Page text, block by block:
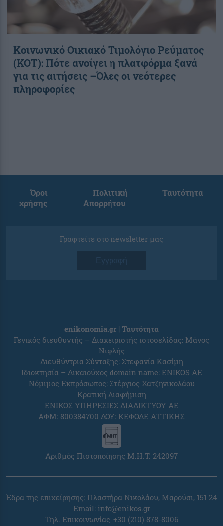
Κοινωνικό Οικιακό Τιμολόγιο Ρεύματος
(ΚΟΤ): Πότε ανοίγει η πλατφόρμα ξανά
για τις αιτήσεις –Όλες οι νεότερες
πληροφορίες
Όροι
χρήσης
Πολιτική
Απορρήτου
Ταυτότητα
Γραφτείτε στο newsletter μας
Εγγραφή
enikonomia.gr | Ταυτότητα
Γενικός διευθυντής – Διαχειριστής ιστοσελίδας: Μάνος
Νιφλής
Διευθύντρια Σύνταξης: Στεφανία Κασίμη
Ιδιοκτησία – Δικαιούχος domain name: ENIKOS AE
Νόμιμος Εκπρόσωπος: Στέργιος Χατζηνικολάου
Κρατική Διαφήμιση
ΕΝΙΚΟΣ ΥΠΗΡΕΣΙΕΣ ΔΙΑΔΙΚΤΥΟΥ ΑΕ
ΑΦΜ: 800384700 ΔΟΥ: ΚΕΦΟΔΕ ΑΤΤΙΚΗΣ
Αριθμός Πιστοποίησης Μ.Η.Τ. 242097
Έδρα της επιχείρησης: Πλαστήρα Νικολάου, Μαρούσι, 151 24
Email: info@enikos.gr
Τηλ. Επικοινωνίας: +30 (210) 878-8006